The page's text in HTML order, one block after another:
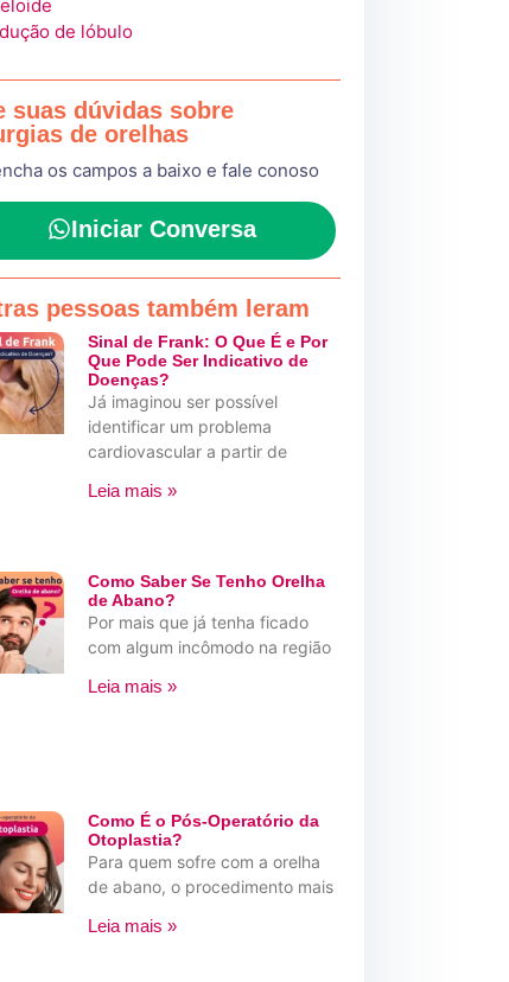
de lóbulo
suas dúvidas sobre
de orelhas
os campos a baixo e fale conoso
Iniciar Conversa
pessoas também leram
Sinal de Frank: O Que É e Por
Que Pode Ser Indicativo de
Doenças?
Já imaginou ser possível
identificar um problema
cardiovascular a partir de
Leia mais »
Como Saber Se Tenho Orelha
de Abano?
Por mais que já tenha ficado
com algum incômodo na região
Leia mais »
Como É o Pós-Operatório da
Otoplastia?
Para quem sofre com a orelha
de abano, o procedimento mais
Leia mais »